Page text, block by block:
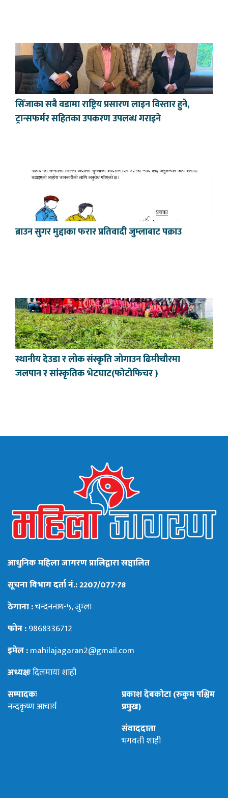
सिँजाका सबै वडामा राष्ट्रिय प्रसारण लाइन विस्तार हुने,
ट्रान्सफर्मर सहितका उपकरण उपलब्ध गराइने
ब्राउन सुगर मुद्दाका फरार प्रतिवादी जुम्लाबाट पक्राउ
स्थानीय देउडा र लोक संस्कृति जोगाउन ढिमीचौरमा
जलपान र सांस्कृतिक भेटघाट(फोटोफिचर )
आधुनिक महिला जागरण प्रालिद्वारा सञ्चालित
सूचना विभाग दर्ता नं.: 2207/077-78
ठेगाना :चन्दननाथ-५, जुम्ला
फोन :9868336712
इमेल :mahilajagaran2@gmail.com
अध्यक्षःदिलमाया शाही
सम्पादकः
नन्दकृष्ण आचार्य
प्रकाश देबकोटा (रुकुम पश्चिम
प्रमुख)
संवाददाता
भगवती शाही